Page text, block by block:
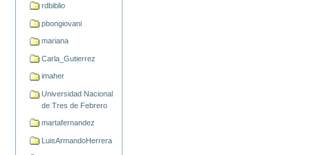
rdbiblio
pbongiovani
mariana
Carla_Gutierrez
imaher
Universidad Nacional
de Tres de Febrero
martafernandez
LuisArmandoHerrera